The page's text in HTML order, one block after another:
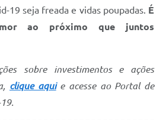
19 seja freada e vidas poupadas. É
ao próximo que juntos
sobre investimentos e ações
clique aqui e acesse ao Portal de